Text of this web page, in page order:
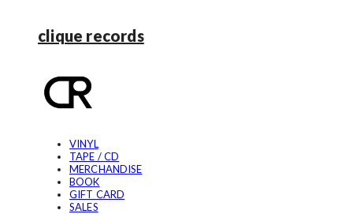
clique records
VINYL
TAPE / CD
MERCHANDISE
BOOK
GIFT CARD
SALES